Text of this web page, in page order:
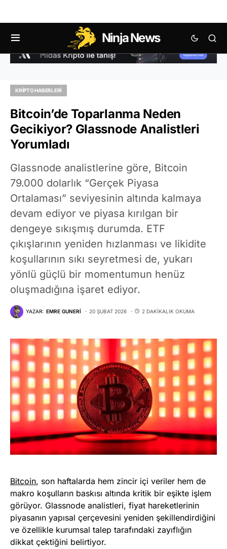
Ninja News
KRIPTO HABERLERI
Bitcoin’de Toparlanma Neden
Gecikiyor? Glassnode Analistleri
Yorumladı
Glassnode analistlerine göre, Bitcoin
79.000 dolarlık “Gerçek Piyasa
Ortalaması” seviyesinin altında kalmaya
devam ediyor ve piyasa kırılgan bir
dengeye sıkışmış durumda. ETF
çıkışlarının yeniden hızlanması ve likidite
koşullarının sıkı seyretmesi de, yukarı
yönlü güçlü bir momentumun henüz
oluşmadığına işaret ediyor.
YAZAR: EMRE GUNERI 20 ŞUBAT 2026 2 DAKIKALIK OKUMA
Bitcoin, son haftalarda hem zincir içi veriler hem de
makro koşulların baskısı altında kritik bir eşikte işlem
görüyor. Glassnode analistleri, fiyat hareketlerinin
piyasanın yapısal çerçevesini yeniden şekillendirdiğini
ve özellikle kurumsal talep tarafındaki zayıflığın
dikkat çektiğini belirtiyor.